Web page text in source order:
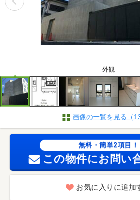
外観
画像の一覧を見る（13
無料・簡単2項目！
この物件にお問い
お気に入りに追加